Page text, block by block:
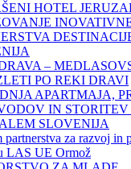
HOTEL
–
PO REKI DRAVI
APARTMAJA,
IN STORITEV
SLOVENIJA
partnerstva za razvoj in
LAS UE Ormož